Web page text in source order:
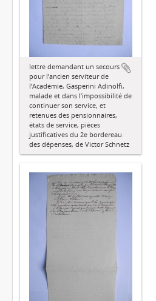
lettre demandant un secours
pour l’ancien serviteur de
l’Académie, Gasperini Adinolfi,
malade et dans l’impossibilité de
continuer son service, et
retenues des pensionnaires,
états de service, pièces
justificatives du 2e bordereau
des dépenses, de Victor Schnetz